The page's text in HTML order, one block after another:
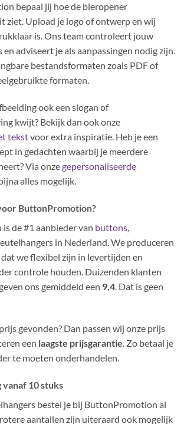
bepaal jij hoe de bieropener
ziet. Upload je logo of ontwerp en wij
is. Ons team controleert jouw
adviseert je als aanpassingen nodig zijn.
bestandsformaten zoals PDF of
formaten.
ook een slogan of
kwijt? Bekijk dan ook onze
tekstvoor extra inspiratie. Heb je een
in gedachten waarbij je meerdere
Via onzegepersonaliseerde
alles mogelijk.
ButtonPromotion?
de #1 aanbieder van buttons,
in Nederland. We produceren
we flexibel zijn in levertijden en
controle houden. Duizenden klanten
ons gemiddeld een 9,4. Dat is geen
gevonden? Dan passen wij onze prijs
een laagste prijsgarantie . Zo betaal je
te moeten onderhandelen.
10 stuks
bestel je bij ButtonPromotion al
aantallen zijn uiteraard ook mogelijk